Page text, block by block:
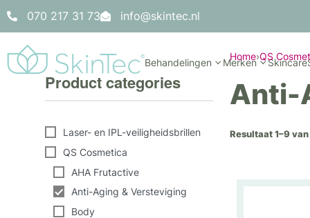
070 217 31 73 info@skintec.nl
Behandelingen Merken Skincare
Product categories
Laser- en IPL-veiligheidsbrillen
QS Cosmetica
AHA Frutactive
Anti-Aging & Versteviging
Body
Home›QS
Anti-
Resultaat 1–9